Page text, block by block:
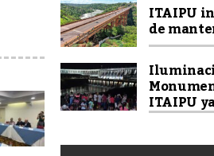
ITAIPU
de
ITAIPU